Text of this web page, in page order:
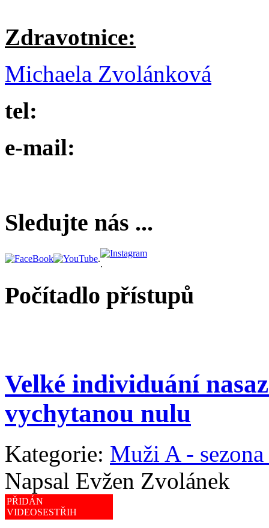
Zdravotnice:
Michaela Zvolánková
tel:
e-mail:
Sledujte nás ...
.
.
Počítadlo přístupů
Velké individuání
vychytanou nulu
Kategorie: Muži A -
Napsal Evžen Zvolánek
PŘIDÁN
VIDEOSESTŘIH